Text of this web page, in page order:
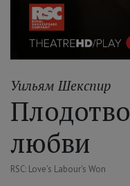
Уильям Шекспир
любви
RSC: Love's Labour's Won